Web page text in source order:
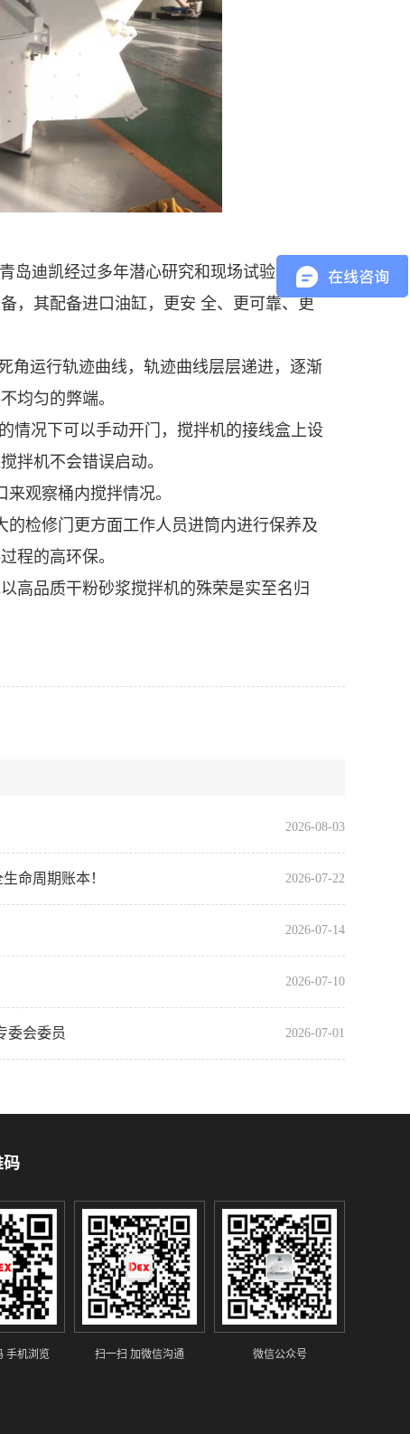
岛迪凯经过多年潜心研究和现场试验的基础
，其配备进口油缸，更安 全、更可靠、更
角运行轨迹曲线，轨迹曲线层层递进，逐渐
均匀的弊端。
情况下可以手动开门，搅拌机的接线盒上设
拌机不会错误启动。
观察桶内搅拌情况。
检修门更方面工作人员进筒内进行保养及
程的高环保。
高品质干粉砂浆搅拌机的殊荣是实至名归
2026-08-03
2026-07-22
命周期账本！
2026-07-14
2026-07-10
2026-07-01
委会委员
码
手机浏览 扫一扫 加微信沟通 微信公众号